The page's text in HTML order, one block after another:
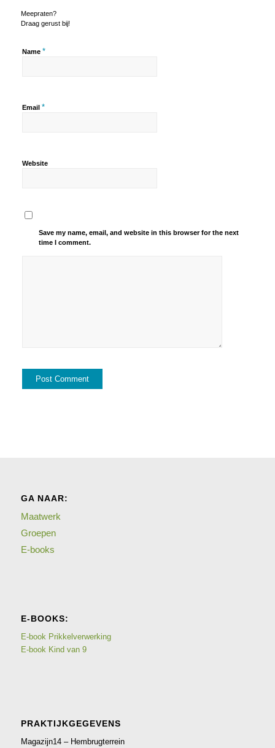
Meepraten?
Draag gerust bij!
Name *
Email *
Website
Save my name, email, and website in this browser for the next
time I comment.
GA NAAR:
Maatwerk
Groepen
E-books
E-BOOKS:
E-book Prikkelverwerking
E-book Kind van 9
PRAKTIJKGEGEVENS
Magazijn14 – Hembrugterrein